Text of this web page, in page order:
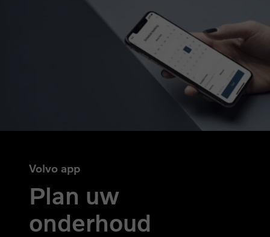
Volvo app
Plan uw
onderhoud